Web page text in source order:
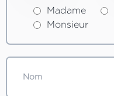
Madame
Monsieur